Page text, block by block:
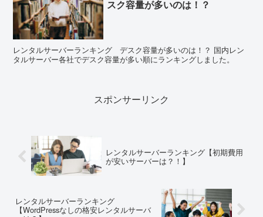
スク容量が多いのは！？
レンタルサーバーランキング デスク容量が多いのは！？ 国内レン
タルサーバー各社でデスク容量が多い順にランキングしました。
スポンサーリンク
レンタルサーバーランキング【初期費用
が安いサーバーは？！】
レンタルサーバーランキング
【WordPressなしの格安レンタルサーバ